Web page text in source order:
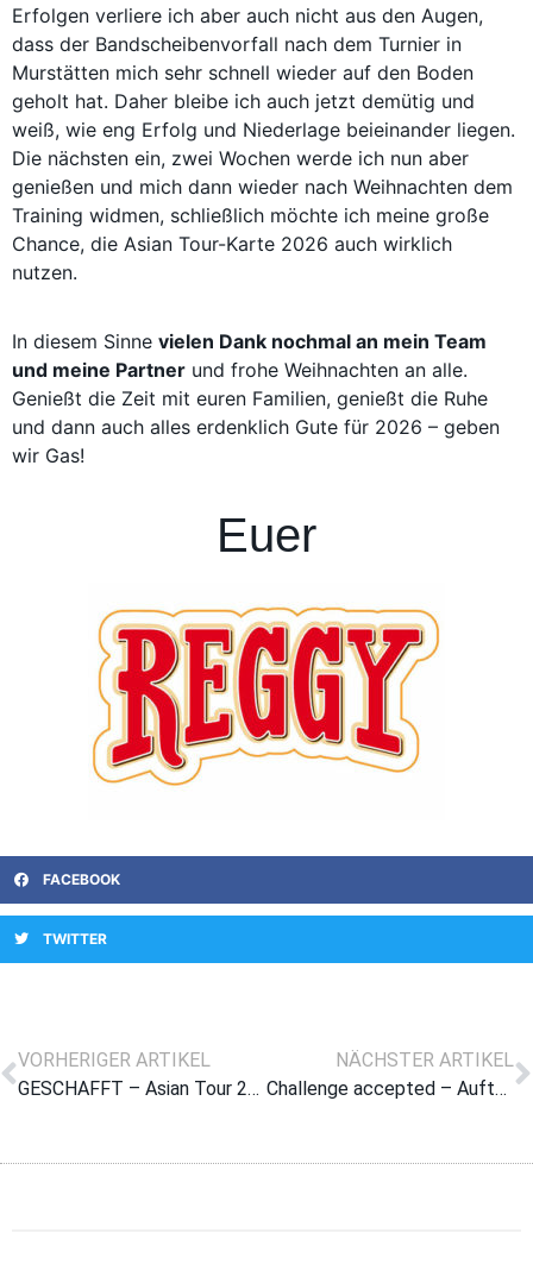
Erfolgen verliere ich aber auch nicht aus den Augen,
dass der Bandscheibenvorfall nach dem Turnier in
Murstätten mich sehr schnell wieder auf den Boden
geholt hat. Daher bleibe ich auch jetzt demütig und
weiß, wie eng Erfolg und Niederlage beieinander liegen.
Die nächsten ein, zwei Wochen werde ich nun aber
genießen und mich dann wieder nach Weihnachten dem
Training widmen, schließlich möchte ich meine große
Chance, die Asian Tour-Karte 2026 auch wirklich
nutzen.
In diesem Sinne vielen Dank nochmal an mein Team
und meine Partner und frohe Weihnachten an alle.
Genießt die Zeit mit euren Familien, genießt die Ruhe
und dann auch alles erdenklich Gute für 2026 – geben
wir Gas!
Euer
FACEBOOK
TWITTER
VORHERIGER ARTIKEL
GESCHAFFT – Asian Tour 2026 calling!
NÄCHSTER ARTIKEL
Challenge accepted – Auftakt in Asien